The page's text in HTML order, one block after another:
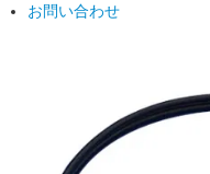
お問い合わせ